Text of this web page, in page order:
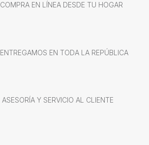
COMPRA EN LÍNEA DESDE TU HOGAR
ENTREGAMOS EN TODA LA REPÚBLICA
ASESORÍA Y SERVICIO AL CLIENTE